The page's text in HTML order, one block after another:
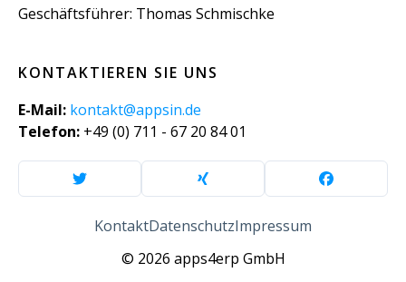
Geschäftsführer: Thomas Schmischke
KONTAKTIEREN SIE UNS
E-Mail: kontakt@appsin.de
Telefon: +49 (0) 711 - 67 20 84 01
KontaktDatenschutzImpressum
© 2026 apps4erp GmbH